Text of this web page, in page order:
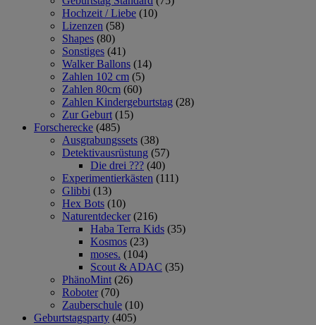
Hochzeit / Liebe (10)
Lizenzen (58)
Shapes (80)
Sonstiges (41)
Walker Ballons (14)
Zahlen 102 cm (5)
Zahlen 80cm (60)
Zahlen Kindergeburtstag (28)
Zur Geburt (15)
Forscherecke (485)
Ausgrabungssets (38)
Detektivausrüstung (57)
Die drei ??? (40)
Experimentierkästen (111)
Glibbi (13)
Hex Bots (10)
Naturentdecker (216)
Haba Terra Kids (35)
Kosmos (23)
moses. (104)
Scout & ADAC (35)
PhänoMint (26)
Roboter (70)
Zauberschule (10)
Geburtstagsparty (405)